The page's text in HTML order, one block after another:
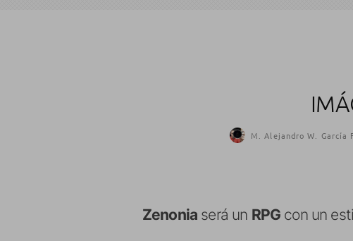
M. Alejandro W. García
Zenonia será un RPG con un